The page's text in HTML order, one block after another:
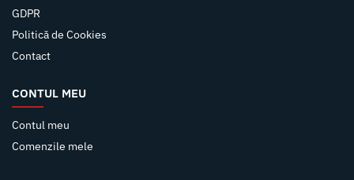
GDPR
Politică de Cookies
Contact
CONTUL MEU
Contul meu
Comenzile mele